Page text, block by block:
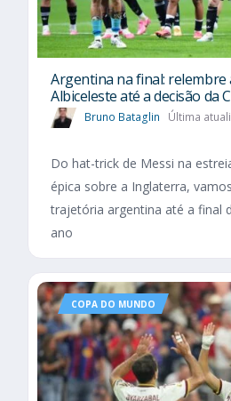
Argentina na final: relembre
Albiceleste até a decisão da
Bruno Bataglin Última
Do hat-trick de Messi na
épica sobre a Inglaterra,
trajetória argentina até a final
ano
COPA DO MUNDO